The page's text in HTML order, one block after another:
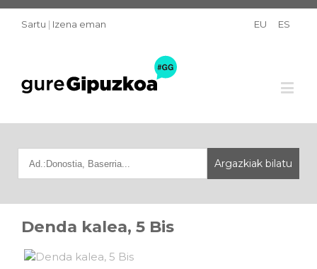
Sartu | Izena eman EU ES
Denda kalea, 5 Bis